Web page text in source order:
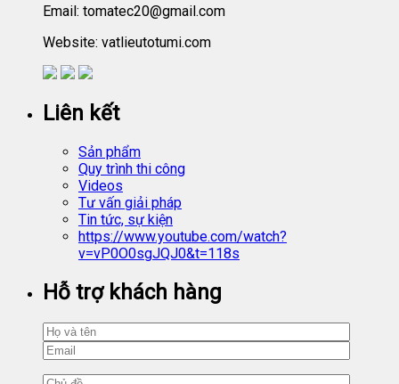
Email: tomatec20@gmail.com
Website: vatlieutotumi.com
Liên kết
Sản phẩm
Quy trình thi công
Videos
Tư vấn giải pháp
Tin tức, sự kiện
https://www.youtube.com/watch?
v=vP0O0sgJQJ0&t=118s
Hỗ trợ khách hàng